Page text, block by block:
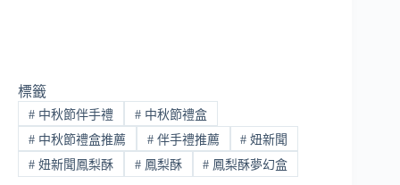
標籤
#中秋節伴手禮 #中秋節禮盒
#中秋節禮盒推薦 #伴手禮推薦 # 妞新聞
#妞新聞鳳梨酥 #鳳梨酥 # 鳳梨酥夢幻盒